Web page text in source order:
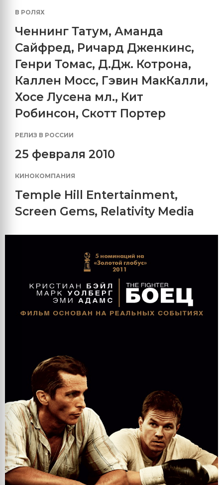
В РОЛЯХ
Ченнинг Татум, Аманда
Сайфред, Ричард Дженкинс,
Генри Томас, Д.Дж. Котрона,
Каллен Мосс, Гэвин МакКалли,
Хосе Лусена мл., Кит
Робинсон, Скотт Портер
РЕЛИЗ В РОССИИ
25 февраля 2010
КИНОКОМПАНИЯ
Temple Hill Entertainment,
Screen Gems, Relativity Media